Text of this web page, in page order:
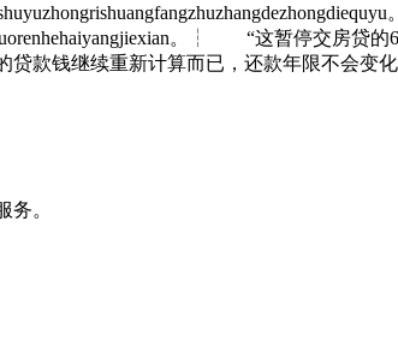
。┆ “这暂停交房
款钱继续重新计算而已，还款年限不会变
。